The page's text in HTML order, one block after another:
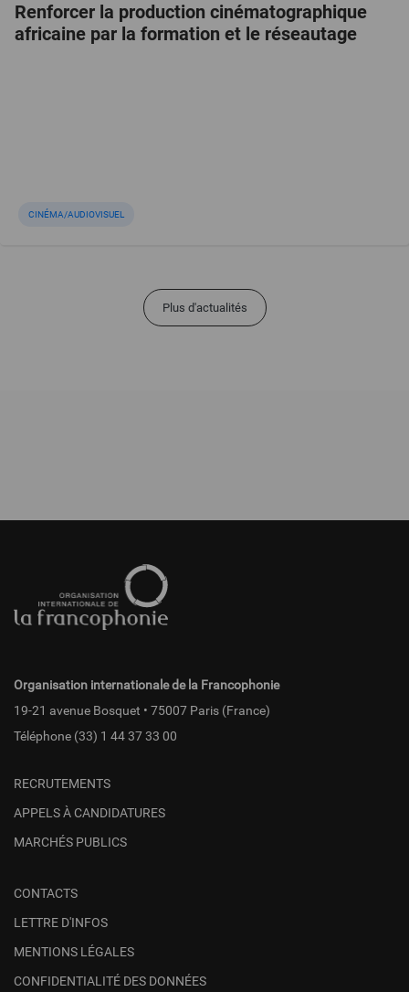
Renforcer la production cinématographique
africaine par la formation et le réseautage
CINÉMA/AUDIOVISUEL
Plus d'actualités
page
Organisation internationale de la Francophonie
19-21 avenue Bosquet • 75007 Paris (France)
Téléphone (33) 1 44 37 33 00
RECRUTEMENTS
APPELS À CANDIDATURES
MARCHÉS PUBLICS
CONTACTS
LETTRE D'INFOS
MENTIONS LÉGALES
CONFIDENTIALITÉ DES DONNÉES